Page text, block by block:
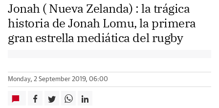
Jonah ( Nueva Zelanda) : la trágica
historia de Jonah Lomu, la primera
gran estrella mediática del rugby
Monday, 2 September 2019, 06:00